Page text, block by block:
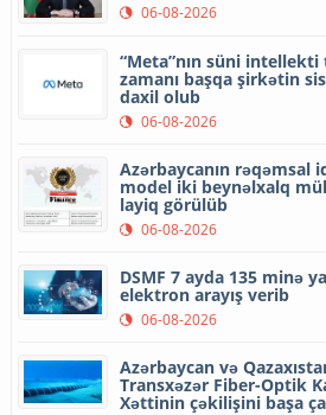
06-08-2026
“Meta”nın süni intellekti
zamanı başqa şirkətin
daxil olub
06-08-2026
Azərbaycanın rəqəmsal
model iki beynəlxalq
layiq görülüb
06-08-2026
DSMF 7 ayda 135 minə
elektron arayış verib
06-08-2026
Azərbaycan və
Transxəzər Fiber-Optik
Xəttinin çəkilişini başa